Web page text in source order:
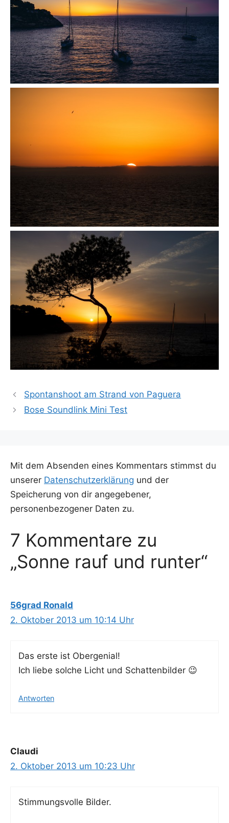
Spontanshoot am Strand von Paguera
Bose Soundlink Mini Test
Mit dem Absenden eines Kommentars stimmst du
unserer Datenschutzerklärung und der
Speicherung von dir angegebener,
personenbezogener Daten zu.
7 Kommentare zu
„Sonne rauf und runter“
56grad Ronald
2. Oktober 2013 um 10:14 Uhr
Das ers­te ist Obergenial!
Ich lie­be sol­che Licht und Schattenbilder 😉
Antworten
Claudi
2. Oktober 2013 um 10:23 Uhr
Stim­mungs­vol­le Bilder.